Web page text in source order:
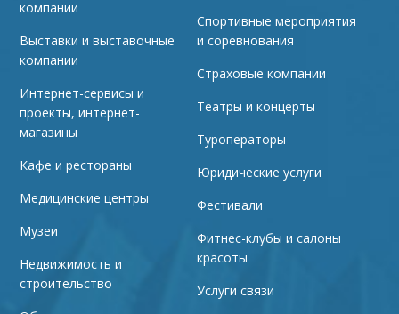
компании
Выставки и выставочные
компании
Интернет-сервисы и
проекты, интернет-
магазины
Кафе и рестораны
Медицинские центры
Музеи
Недвижимость и
строительство
Спортивные мероприятия
и соревнования
Страховые компании
Театры и концерты
Туроператоры
Юридические услуги
Фестивали
Фитнес-клубы и салоны
красоты
Услуги связи